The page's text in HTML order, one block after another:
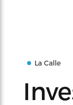
La Calle